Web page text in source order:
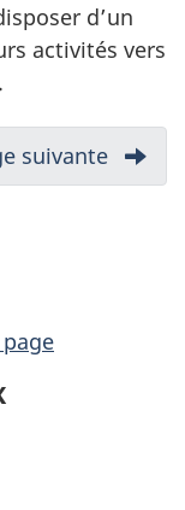
d’un
activités vers
suivante